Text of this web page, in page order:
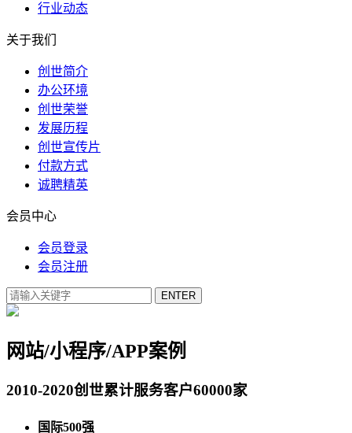
行业动态
关于我们
创世简介
办公环境
创世荣誉
发展历程
创世宣传片
付款方式
诚聘精英
会员中心
会员登录
会员注册
网站/小程序/APP案例
2010-2020创世累计服务客户60000家
国际500强